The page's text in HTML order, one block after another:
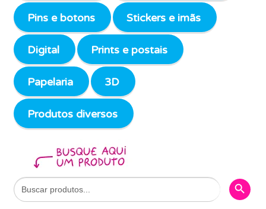
Pins e botons Stickers e imãs
Digital Prints e postais
Papelaria 3D
Produtos diversos
Search
for:
Search